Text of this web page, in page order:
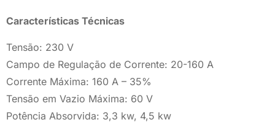
Características Técnicas
Tensão: 230 V
Campo de Regulação de Corrente: 20-160 A
Corrente Máxima: 160 A – 35%
Tensão em Vazio Máxima: 60 V
Potência Absorvida: 3,3 kw, 4,5 kw